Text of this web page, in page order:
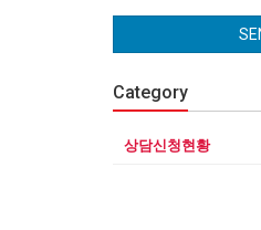
Category
상담신청현황